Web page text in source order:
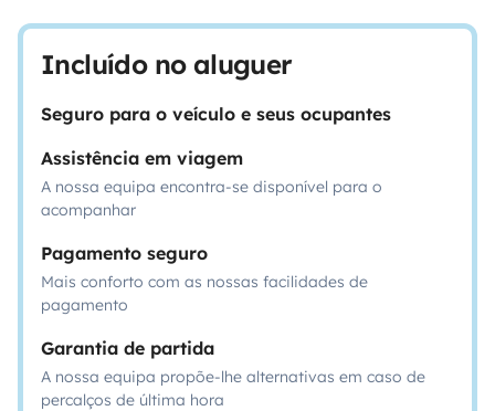
Incluído no aluguer
Seguro para o veículo e seus ocupantes
Assistência em viagem
A nossa equipa encontra-se disponível para o
acompanhar
Pagamento seguro
Mais conforto com as nossas facilidades de
pagamento
Garantia de partida
A nossa equipa propõe-lhe alternativas em caso de
percalços de última hora